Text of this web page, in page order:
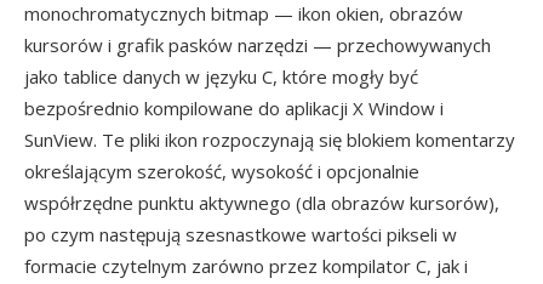
monochromatycznych bitmap — ikon okien, obrazów
kursorów i grafik pasków narzędzi — przechowywanych
jako tablice danych w języku C, które mogły być
bezpośrednio kompilowane do aplikacji X Window i
SunView. Te pliki ikon rozpoczynają się blokiem komentarzy
określającym szerokość, wysokość i opcjonalnie
współrzędne punktu aktywnego (dla obrazów kursorów),
po czym następują szesnastkowe wartości pikseli w
formacie czytelnym zarówno przez kompilator C, jak i